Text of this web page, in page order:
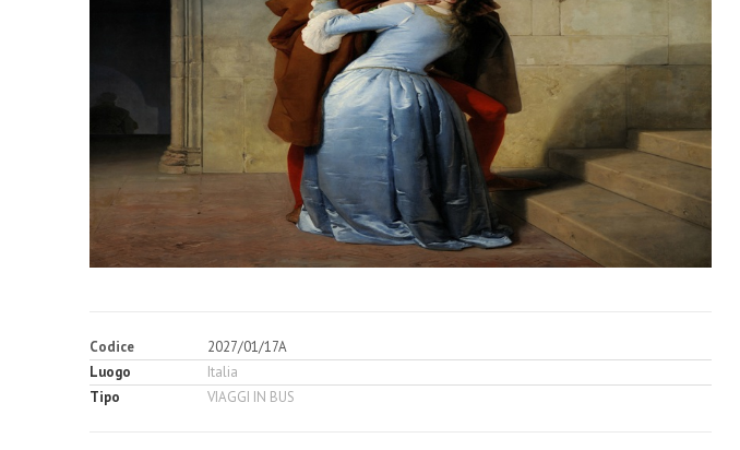
Codice
2027/01/17A
Luogo
Italia
Tipo
VIAGGI IN BUS